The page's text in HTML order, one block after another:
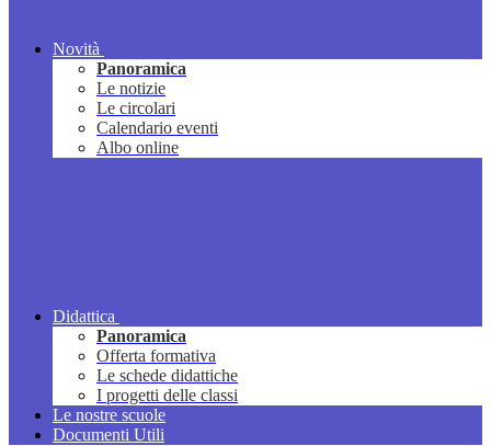
Novità
Panoramica
Le notizie
Le circolari
Calendario eventi
Albo online
Didattica
Panoramica
Offerta formativa
Le schede didattiche
I progetti delle classi
Le nostre scuole
Documenti Utili